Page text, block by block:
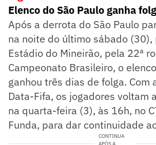
Elenco do São Paulo ganha
Após a derrota do São Paulo
na noite do último sábado (30),
Estádio do Mineirão, pela 22ª
Campeonato Brasileiro, o
ganhou três dias de folga. Com
Data-Fifa, os jogadores voltam
na quarta-feira (3), às 16h, no
Funda, para dar continuidade
CONTINUA
APÓS A